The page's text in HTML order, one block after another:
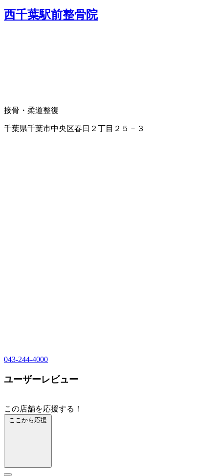
西千葉駅前整骨院
接骨・柔道整復
千葉県千葉市中央区春日２丁目２５－３
043-244-4000
ユーザーレビュー
この店舗を応援する！
ここから応援